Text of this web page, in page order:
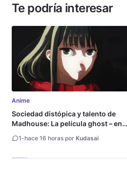
Te podría interesar
Anime
Sociedad distópica y talento de
Madhouse: La película ghost – end
1-hace 16 horas por Kudasai